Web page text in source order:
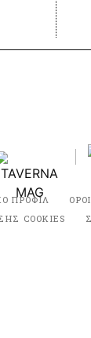
ΠΡΟΦΙΛ
COOKIES